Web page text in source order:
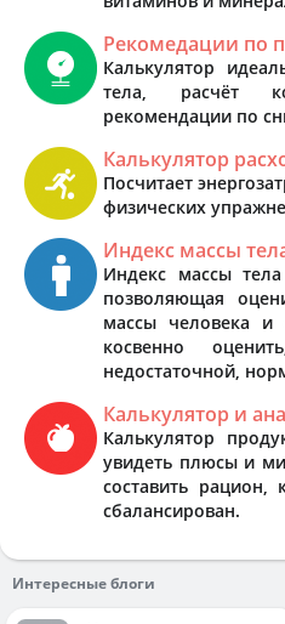
Рекомедации по
Калькулятор
тела, расчёт
рекомендации по
Калькулятор
Посчитает
физических
Индекс массы
Индекс массы
позволяющая
массы человека и
косвенно
недостаточной,
Калькулятор и
Калькулятор
увидеть плюсы и
составить рацион,
сбалансирован.
Интересные блоги